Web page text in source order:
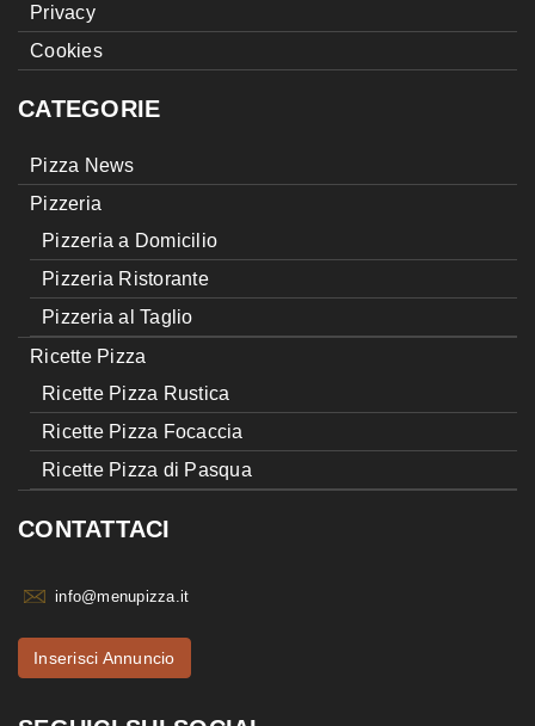
Privacy
Cookies
CATEGORIE
Pizza News
Pizzeria
Pizzeria a Domicilio
Pizzeria Ristorante
Pizzeria al Taglio
Ricette Pizza
Ricette Pizza Rustica
Ricette Pizza Focaccia
Ricette Pizza di Pasqua
CONTATTACI
info@menupizza.it
Inserisci Annuncio